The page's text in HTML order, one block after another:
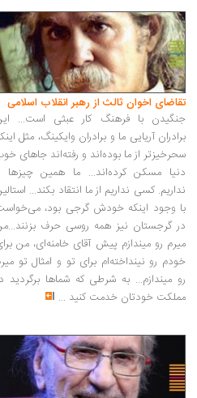
تقاضای اخوان ثالث از رهبر انقلاب اسلامی
جنگیدن با فرهنگ کار عبثی است...
برادران آریایی ما و برادران وایکینگ، مثل
سحرخیزتر از ما بوده‌اند و رفته‌اند جاهای
دنیا مسکن کرده‌اند... ما همین چیزها
نداریم. کسی نداریم از ما انتقاد بکند...
با وجود اینکه خودش گرجی بود،
در گرجستان نیز همه روسی حرف
میرم رو میندازم پیش آقای خامنه‌ای، من
خودم رو نینداخته‌ام برای تو و امثال تو
رو میندازم... به شرطی که شماها برگردید
مملکت خودتان خدمت کنید ...